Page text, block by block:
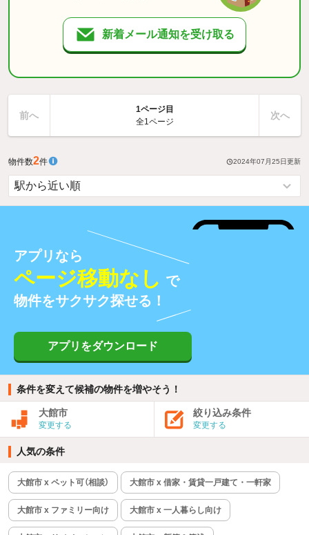
新着メール通知を受け取る
前へ
1ページ目
全1ページ
次へ
物件数2件 2024年07月25日更新
アプリなら
ページ移動なし で
物件をサクサク探せる！
アプリをダウンロード
条件を変えて候補の物件を増やそう！
大館市
変更する
絞り込み条件
変更する
人気の条件
大館市 x ペット可（相談） 大館市 x 借家・賃貸一戸建て・一軒家
大館市 x ファミリー向け 大館市 x 一人暮らし向け